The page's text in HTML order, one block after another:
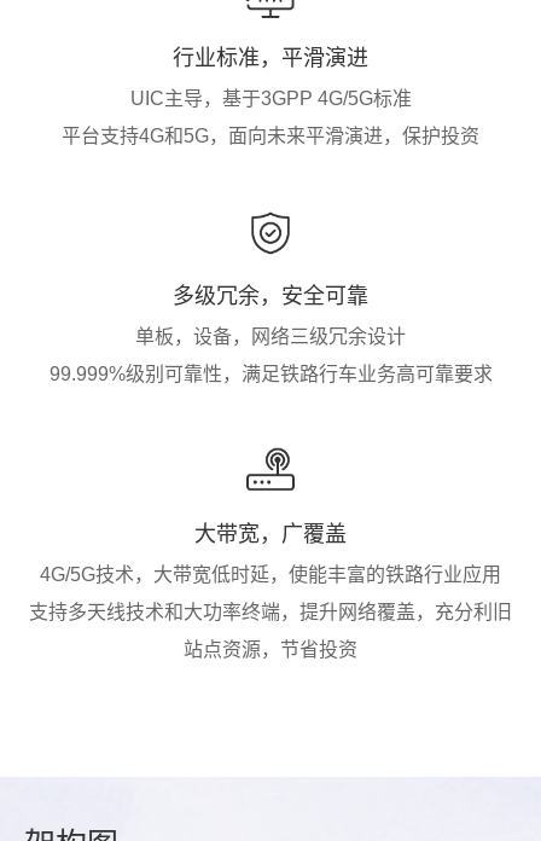
行业标准，平滑演进
UIC主导，基于3GPP 4G/5G标准
平台支持4G和5G，面向未来平滑演进，保护投资
多级冗余，安全可靠
单板，设备，网络三级冗余设计
99.999%级别可靠性，满足铁路行车业务高可靠要求
大带宽，广覆盖
4G/5G技术，大带宽低时延，使能丰富的铁路行业应用
支持多天线技术和大功率终端，提升网络覆盖，充分利旧
站点资源，节省投资